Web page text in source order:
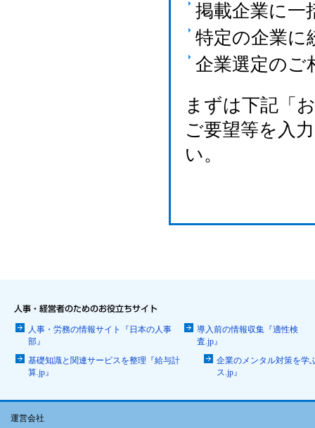
掲載企業に一
特定の企業に
企業選定のご
まずは下記「
ご要望等を入
い。
人事・労務の情報サイト『日本の人事
部』
導入前の情報収集『適性検
査.jp』
基礎知識と関連サービスを整理『給与計
算.jp』
企業のメンタル対策を学
ス.jp』
運営会社